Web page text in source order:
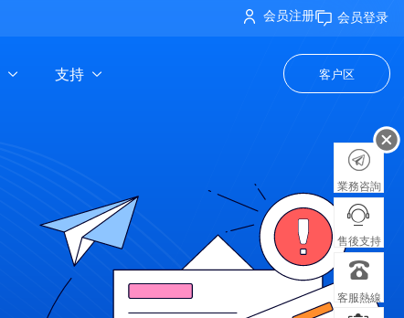
会员注册 会员登录
支持 客户区
業務咨詢
售後支持
客服熱線